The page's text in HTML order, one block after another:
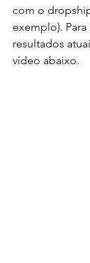
com o
exemplo).
resultados
vídeo abaixo.